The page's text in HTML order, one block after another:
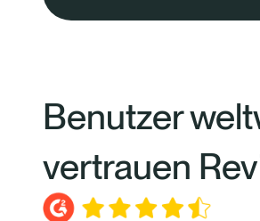
Benutzer
vertrauen